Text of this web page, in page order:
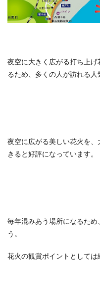
夜空に大きく広がる打ち上
るため、多くの人が訪れる人
夜空に広がる美しい花火を
きると好評になっています。
毎年混みあう場所になるた
う。
花火の観賞ポイントとしては